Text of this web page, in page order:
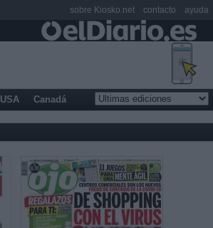
USA Canadá
sobre Kiosko.net contacto ayuda